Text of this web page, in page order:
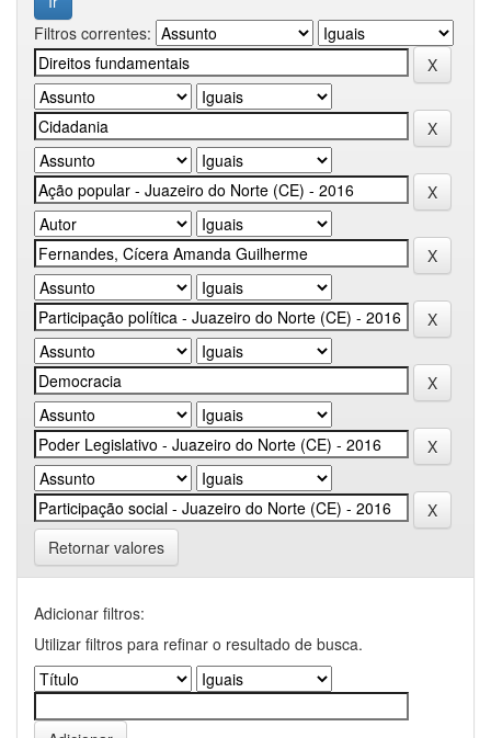
Filtros correntes:
Retornar valores
Adicionar filtros:
Utilizar filtros para refinar o resultado de busca.